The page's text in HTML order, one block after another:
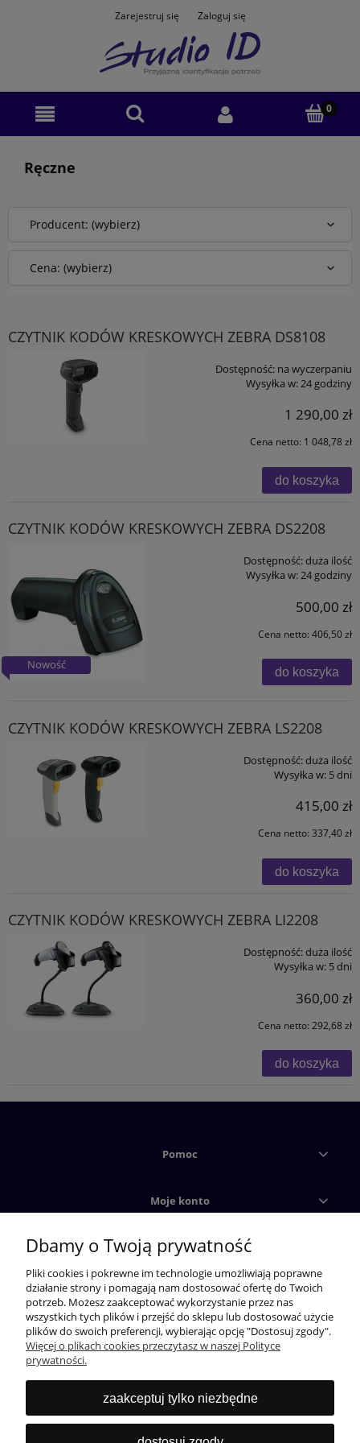
Zarejestruj się Zaloguj się
Ręczne
Producent: (wybierz)
Cena: (wybierz)
CZYTNIK KODÓW KRESKOWYCH ZEBRA DS8108
Dostępność: na wyczerpaniu
Wysyłka w: 24 godziny
1 290,00 zł
Cena netto: 1 048,78 zł
do koszyka
CZYTNIK KODÓW KRESKOWYCH ZEBRA DS2208
Dostępność:duża ilość
Wysyłka w:24 godziny
500,00 zł
Cena netto: 406,50 zł
do koszyka
Nowość
CZYTNIK KODÓW KRESKOWYCH ZEBRA LS2208
Dostępność:duża ilość
Wysyłka w: 5 dni
415,00 zł
Cena netto: 337,40 zł
do koszyka
CZYTNIK KODÓW KRESKOWYCH ZEBRA LI2208
Dostępność:duża ilość
Wysyłka w: 5 dni
360,00 zł
Cena netto: 292,68 zł
do koszyka
Pomoc
Moje konto
Płatności i dostawy
Informacje
Dbamy o Twoją prywatność
Pliki cookies i pokrewne im technologie umożliwiają poprawne
działanie strony i pomagają nam dostosować ofertę do Twoich
potrzeb. Możesz zaakceptować wykorzystanie przez nas
wszystkich tych plików i przejść do sklepu lub dostosować użycie
plików do swoich preferencji, wybierając opcję "Dostosuj zgody".
Więcej o plikach cookies przeczytasz w naszej Polityce
prywatności.
zaakceptuj tylko niezbędne